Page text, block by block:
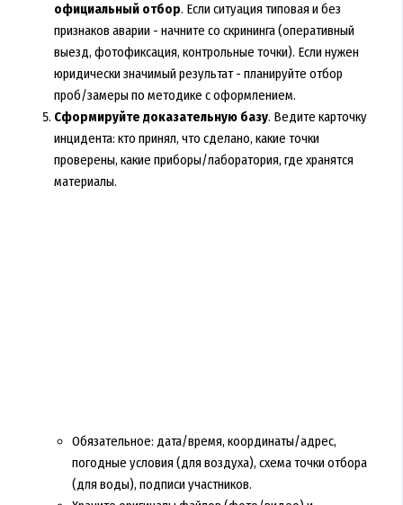
официальный отбор. Если ситуация типовая и без
признаков аварии - начните со скрининга (оперативный
выезд, фотофиксация, контрольные точки). Если нужен
юридически значимый результат - планируйте отбор
проб/замеры по методике с оформлением.
Сформируйте доказательную базу. Ведите карточку
инцидента: кто принял, что сделано, какие точки
проверены, какие приборы/лаборатория, где хранятся
материалы.
Обязательное: дата/время, координаты/адрес,
погодные условия (для воздуха), схема точки отбора
(для воды), подписи участников.